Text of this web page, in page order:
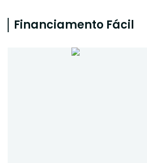
Financiamento Fácil